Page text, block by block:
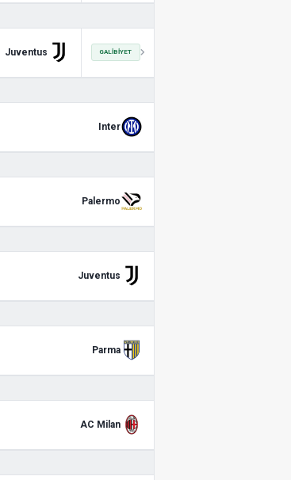
Juventus GALIBIYET
Inter
Palermo
Juventus
Parma
AC Milan